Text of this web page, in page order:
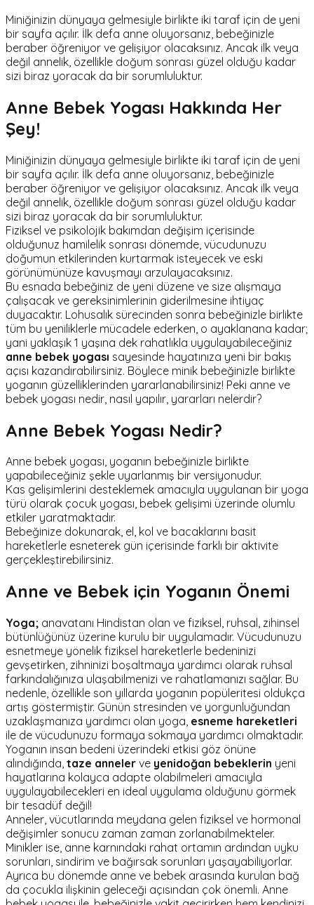
Miniğinizin dünyaya gelmesiyle birlikte iki taraf için de yeni
bir sayfa açılır. İlk defa anne oluyorsanız, bebeğinizle
beraber öğreniyor ve gelişiyor olacaksınız. Ancak ilk veya
değil annelik, özellikle doğum sonrası güzel olduğu kadar
sizi biraz yoracak da bir sorumluluktur.
Anne Bebek Yogası Hakkında Her
Şey!
Miniğinizin dünyaya gelmesiyle birlikte iki taraf için de yeni
bir sayfa açılır. İlk defa anne oluyorsanız, bebeğinizle
beraber öğreniyor ve gelişiyor olacaksınız. Ancak ilk veya
değil annelik, özellikle doğum sonrası güzel olduğu kadar
sizi biraz yoracak da bir sorumluluktur.
Fiziksel ve psikolojik bakımdan değişim içerisinde
olduğunuz hamilelik sonrası dönemde, vücudunuzu
doğumun etkilerinden kurtarmak isteyecek ve eski
görünümünüze kavuşmayı arzulayacaksınız.
Bu esnada bebeğiniz de yeni düzene ve size alışmaya
çalışacak ve gereksinimlerinin giderilmesine ihtiyaç
duyacaktır. Lohusalık sürecinden sonra bebeğinizle birlikte
tüm bu yeniliklerle mücadele ederken, o ayaklanana kadar;
yani yaklaşık 1 yaşına dek rahatlıkla uygulayabileceğiniz
anne bebek yogası sayesinde hayatınıza yeni bir bakış
açısı kazandırabilirsiniz. Böylece minik bebeğinizle birlikte
yoganın güzelliklerinden yararlanabilirsiniz! Peki anne ve
bebek yogası nedir, nasıl yapılır, yararları nelerdir?
Anne Bebek Yogası Nedir?
Anne bebek yogası, yoganın bebeğinizle birlikte
yapabileceğiniz şekle uyarlanmış bir versiyonudur.
Kas gelişimlerini desteklemek amacıyla uygulanan bir yoga
türü olarak çocuk yogası, bebek gelişimi üzerinde olumlu
etkiler yaratmaktadır.
Bebeğinize dokunarak, el, kol ve bacaklarını basit
hareketlerle esneterek gün içerisinde farklı bir aktivite
gerçekleştirebilirsiniz.
Anne ve Bebek için Yoganın Önemi
Yoga; anavatanı Hindistan olan ve fiziksel, ruhsal, zihinsel
bütünlüğünüz üzerine kurulu bir uygulamadır. Vücudunuzu
esnetmeye yönelik fiziksel hareketlerle bedeninizi
gevşetirken, zihninizi boşaltmaya yardımcı olarak ruhsal
farkındalığınıza ulaşabilmenizi ve rahatlamanızı sağlar. Bu
nedenle, özellikle son yıllarda yoganın popüleritesi oldukça
artış göstermiştir. Günün stresinden ve yorgunluğundan
uzaklaşmanıza yardımcı olan yoga, esneme hareketleri
ile de vücudunuzu formaya sokmaya yardımcı olmaktadır.
Yoganın insan bedeni üzerindeki etkisi göz önüne
alındığında, taze anneler ve yenidoğan bebeklerin yeni
hayatlarına kolayca adapte olabilmeleri amacıyla
uygulayabilecekleri en ideal uygulama olduğunu görmek
bir tesadüf değil!
Anneler, vücutlarında meydana gelen fiziksel ve hormonal
değişimler sonucu zaman zaman zorlanabilmekteler.
Minikler ise, anne karnındaki rahat ortamın ardından uyku
sorunları, sindirim ve bağırsak sorunları yaşayabiliyorlar.
Ayrıca bu dönemde anne ve bebek arasında kurulan bağ
da çocukla ilişkinin geleceği açısından çok önemli. Anne